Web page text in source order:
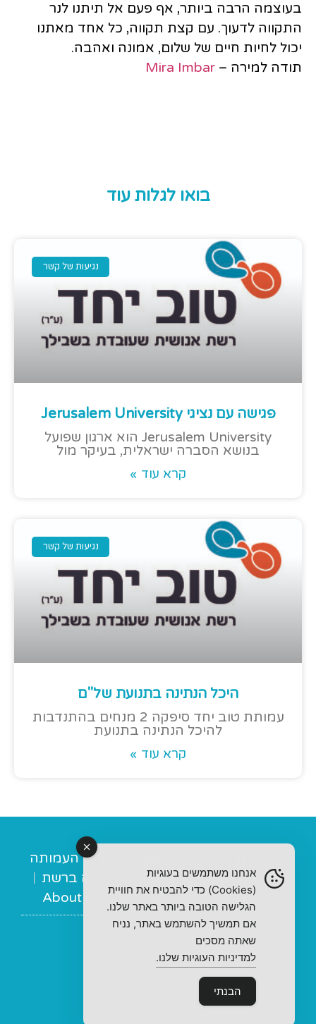
בעוצמה הרבה ביותר, אף פעם אל תיתנו לנר
התקווה לדעוך. עם קצת תקווה, כל אחד מאתנו
יכול לחיות חיים של שלום, אמונה ואהבה.
תודה למירה – Mira Imbar
בואו לגלות עוד
נגיעות של קשר
פגישה עם נציגי Jerusalem University
Jerusalem University הוא ארגון שפועל
בנושא הסברה ישראלית, בעיקר מול
קרא עוד »
נגיעות של קשר
היכל הנתינה בתנועת של"ם
עמותת טוב יחד סיפקה 2 מנחים בהתנדבות
להיכל הנתינה בתנועת
קרא עוד »
מובילי העמותה
מנחות תומכות
מה בשטח
מה ברשת
ברכות
תרומות צור קשר About us
© 2022 All rights Reserved
מדיניות פרטיות
בניית אתר START
אנחנו משתמשים בעוגיות
(Cookies) כדי להבטיח את חוויית
הגלישה הטובה ביותר באתר שלנו.
אם תמשיך להשתמש באתר, נניח
שאתה מסכים
למדיניות העוגיות שלנו.
הבנתי